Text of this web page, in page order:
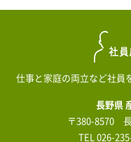
仕事と家庭の両立など社員
長野県
〒380-8570
TEL 026-